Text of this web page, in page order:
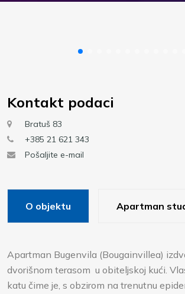
Kontakt podaci
Bratuš 83
+385 21 621 343
Pošaljite e-mail
O objektu Apartman
Apartman Bugenvila (Bougainvillea)
dvorišnom terasom u obiteljskoj kući.
katu čime je, s obzirom na trenutnu